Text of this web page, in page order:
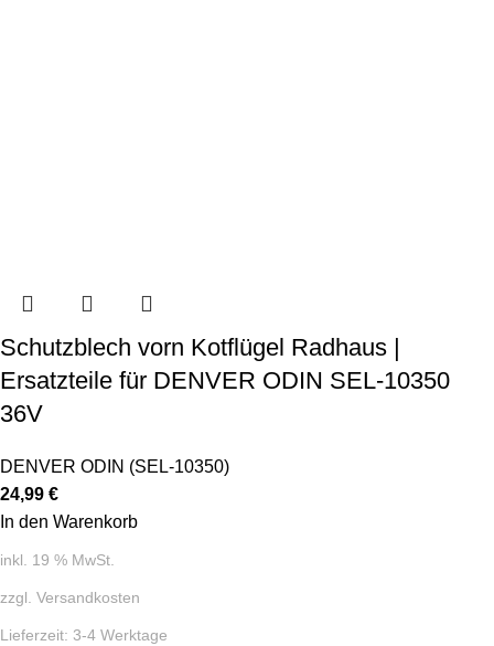
Schutzblech vorn Kotflügel Radhaus |
Ersatzteile für DENVER ODIN SEL-10350
36V
DENVER ODIN (SEL-10350)
24,99 €
In den Warenkorb
inkl. 19 % MwSt.
zzgl. Versandkosten
Lieferzeit: 3-4 Werktage